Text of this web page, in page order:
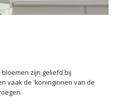
zijn geliefd bij
vaak de 'koninginnen van de